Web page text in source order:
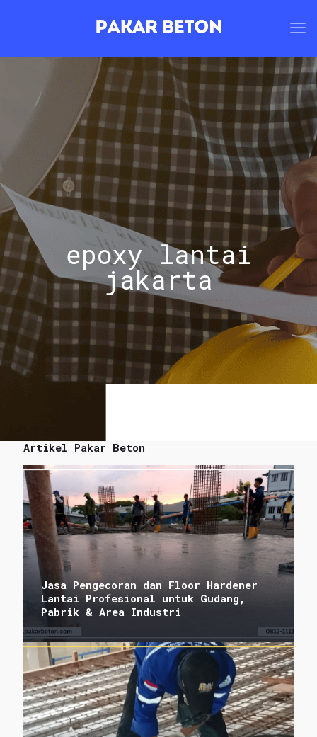
epoxy lantai
jakarta
Artikel Pakar Beton
Jasa Pengecoran dan Floor Hardener
Lantai Profesional untuk Gudang,
Pabrik & Area Industri